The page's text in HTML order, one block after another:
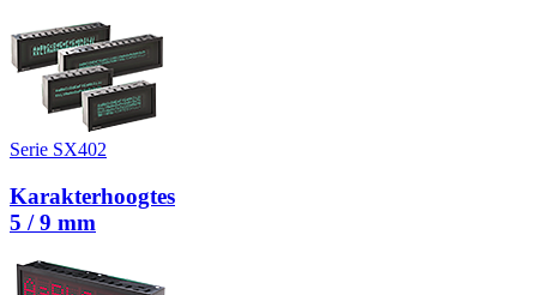
Serie SX402
Karakterhoogtes
5 / 9 mm